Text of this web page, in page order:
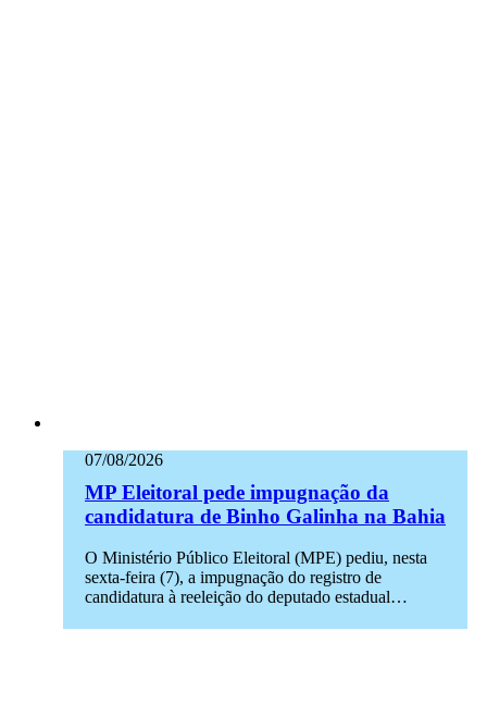
07/08/2026
MP Eleitoral pede impugnação da
candidatura de Binho Galinha na Bahia
O Ministério Público Eleitoral (MPE) pediu, nesta
sexta-feira (7), a impugnação do registro de
candidatura à reeleição do deputado estadual…